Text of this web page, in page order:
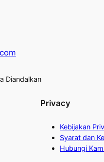
Diandalkan
Privacy
Kebijakan
Syarat dan
Hubungi